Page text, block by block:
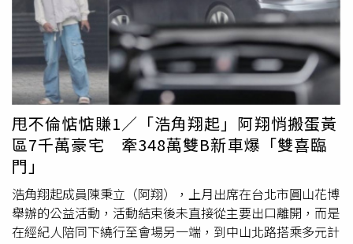
由實際操作與情境模擬方式，讓參與民眾在體驗中學習防災
知識與應變技巧，進一步提升自我保護能力及災害應變觀
念。此外目前正值颱風季節，下週恐有颱風侵襲，活動特別
增加防颱宣導，提醒民眾平時做好居家防颱準備，包括檢查
門窗是否牢固、收妥陽台盆栽及易飛散物品、清理排水孔及
水溝，並備妥飲用水、乾糧、手電筒、電池、常備藥品及行
動電源等防災物資；颱風來襲期間則應減少外出，避免前往
山區、河川、海邊及低窪地區，不靠近施工圍籬、招牌、路
樹及電線桿，遇積水路段切勿強行通過，並隨時留意政府發
布的防災及避難資訊，共同守護自身及家人安全。依據消防
局114年火災統計資料顯示，電氣因素為火災發生原因之
首，消防局提醒民眾平時使用電器及延長線時，應遵守「5
甩不倫惦惦賺1／「浩角翔起」阿翔悄搬蛋黃
區7千萬豪宅 牽348萬雙B新車爆「雙喜臨
門」
浩角翔起成員陳秉立（阿翔），上月出席在台北市圓山花博
舉辦的公益活動，活動結束後未直接從主要出口離開，而是
在經紀人陪同下繞行至會場另一端，到中山北路搭乘多元計